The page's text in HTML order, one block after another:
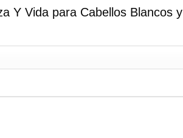
Y Vida para Cabellos Blancos